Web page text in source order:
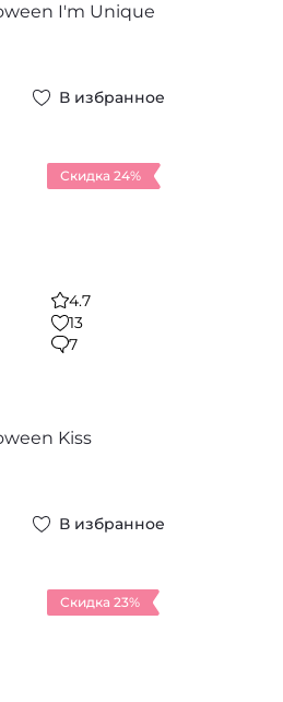
I'm Unique
В избранное
Скидка 24%
4.7
13
7
Kiss
В избранное
Скидка 23%